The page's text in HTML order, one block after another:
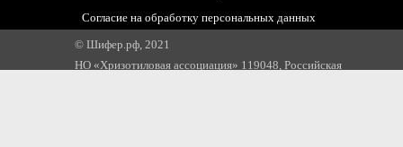
Согласие на обработку персональных данных
© Шифер.рф, 2021
НО «Хризотиловая ассоциация» 119048, Российская